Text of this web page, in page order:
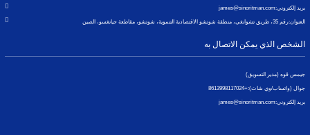
بريد إلكتروني:james@sinoritman.com
العنوان:رقم 35، طريق تشوانغي، منطقة شوتشو الاقتصادية التنموية، شوتشو، مقاطعة جيانغسو، الصين
الشخص الذي يمكن الاتصال به
جيمس قوه (مدير التسويق)
جوال (واتساب/وي شات):+8613998117024
بريد إلكتروني:james@sinoritman.com